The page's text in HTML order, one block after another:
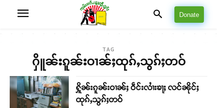
Donate
TAG
ႁိူၼ်းၵူၼ်းဝၢၼ်ႈထုၵ်ႇသွၵ်ႈတဝ်
ႁိူၼ်းၵူၼ်းဝၢၼ်ႈ ဝဵင်းလၢႆးၶႃႈ လင်ၼိုင်ႈ
ထုၵ်ႇသွၵ်ႈတဝ်